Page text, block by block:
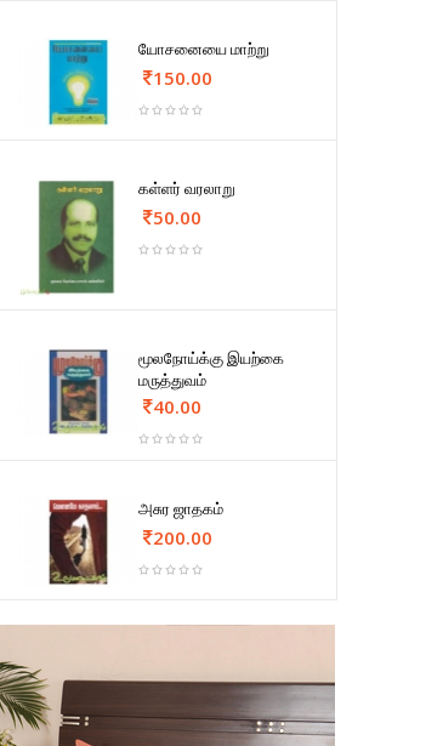
யோசனையை மாற்று
150.00
கள்ளர் வரலாறு
50.00
மூலநோய்க்கு இயற்கை
மருத்துவம்
40.00
அசுர ஜாதகம்
200.00